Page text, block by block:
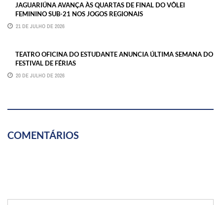
JAGUARIÚNA AVANÇA ÀS QUARTAS DE FINAL DO VÔLEI
FEMININO SUB-21 NOS JOGOS REGIONAIS
21 DE JULHO DE 2026
TEATRO OFICINA DO ESTUDANTE ANUNCIA ÚLTIMA SEMANA DO
FESTIVAL DE FÉRIAS
20 DE JULHO DE 2026
COMENTÁRIOS